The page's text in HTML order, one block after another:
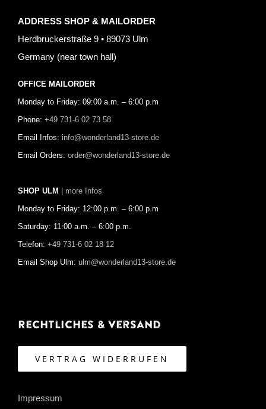
ADDRESS SHOP & MAILORDER
Herdbruckerstraße 9 • 89073 Ulm
Germany (near town hall)
OFFICE MAILORDER
Monday to Friday: 09:00 a.m. – 6:00 p.m
Phone: +49 731-6 02 73 58
Email Infos: info@wonderland13-store.de
Email Orders: order@wonderland13-store.de
SHOP ULM | more Infos
Monday to Friday: 12:00 p.m. – 6:00 p.m
Saturday: 11:00 a.m. – 6:00 p.m.
Telefon: +49 731-6 02 18 12
Email Shop Ulm: ulm@wonderland13-store.de
Rechtliches & Versand
VERTRAG WIDERRUFEN
Impressum